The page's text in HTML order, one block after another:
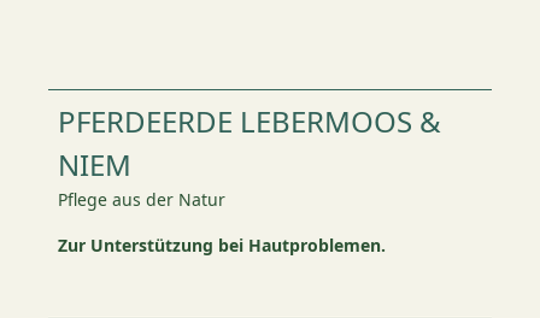
PFERDEERDE LEBERMOOS &
NIEM
Pflege aus der Natur
Zur Unterstützung bei Hautproblemen.